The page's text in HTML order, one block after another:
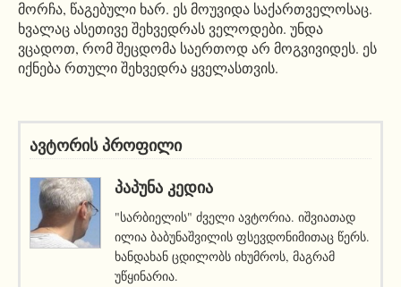
მორჩა, წაგებული ხარ. ეს მოუვიდა საქართველოსაც.
ხვალაც ასეთივე შეხვედრას ველოდები. უნდა
ვცადოთ, რომ შეცდომა საერთოდ არ მოგვივიდეს. ეს
იქნება რთული შეხვედრა ყველასთვის.
ავტორის პროფილი
ᲞᲐᲞᲣᲜᲐ ᲙᲔᲓᲘᲐ
"სარბიელის" ძველი ავტორია. იშვიათად
ილია ბაბუნაშვილის ფსევდონიმითაც წერს.
ხანდახან ცდილობს იხუმროს, მაგრამ
უწყინარია.